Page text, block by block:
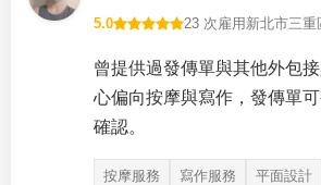
5.0 23 次雇用 新北市三重
曾提供過發傳單與其他外包
心偏向按摩與寫作，發傳單
確認。
按摩服務 寫作服務 平面設計